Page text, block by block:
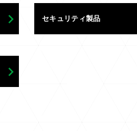
セキュリティ製品